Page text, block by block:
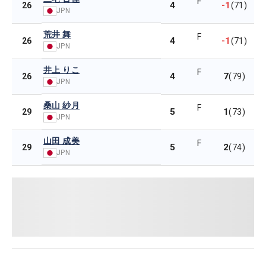
26
JPN 4 -1(71)
26
荒井 舞
JPN 4 F -1(71)
26
井上 りこ
JPN 4 F 7(79)
29
桑山 紗月
JPN 5 F 1(73)
29
山田 成美
JPN 5 F 2(74)